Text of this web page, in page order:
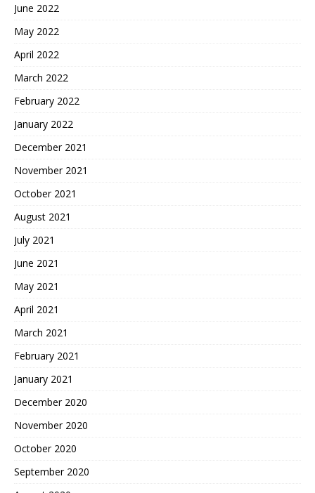
June 2022
May 2022
April 2022
March 2022
February 2022
January 2022
December 2021
November 2021
October 2021
August 2021
July 2021
June 2021
May 2021
April 2021
March 2021
February 2021
January 2021
December 2020
November 2020
October 2020
September 2020